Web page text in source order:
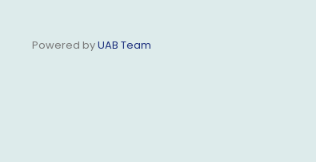
Powered byUAB Team